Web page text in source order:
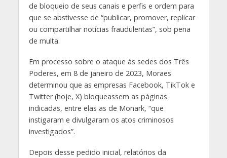
de bloqueio de seus canais e perfis e ordem para
que se abstivesse de “publicar, promover, replicar
ou compartilhar notícias fraudulentas”, sob pena
de multa.
Em processo sobre o ataque às sedes dos Três
Poderes, em 8 de janeiro de 2023, Moraes
determinou que as empresas Facebook, TikTok e
Twitter (hoje, X) bloqueassem as páginas
indicadas, entre elas as de Monark, “que
instigaram e divulgaram os atos criminosos
investigados”.
Depois desse pedido inicial, relatórios da